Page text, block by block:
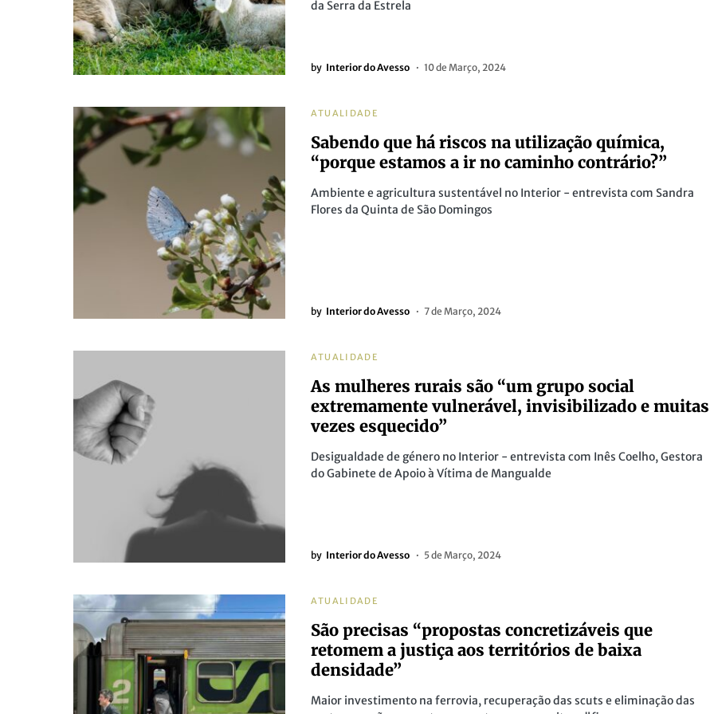
da Serra da Estrela
by Interior do Avesso 10 de Março, 2024
ATUALIDADE
Sabendo que há riscos na utilização química,
“porque estamos a ir no caminho contrário?”
Ambiente e agricultura sustentável no Interior - entrevista com Sandra
Flores da Quinta de São Domingos
by Interior do Avesso 7 de Março, 2024
ATUALIDADE
As mulheres rurais são “um grupo social
extremamente vulnerável, invisibilizado e muitas
vezes esquecido”
Desigualdade de género no Interior - entrevista com Inês Coelho, Gestora
do Gabinete de Apoio à Vítima de Mangualde
by Interior do Avesso 5 de Março, 2024
ATUALIDADE
São precisas “propostas concretizáveis que
retomem a justiça aos territórios de baixa
densidade”
Maior investimento na ferrovia, recuperação das scuts e eliminação das